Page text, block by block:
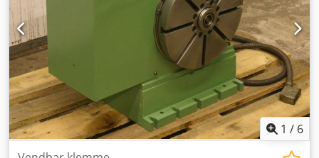
1 / 6